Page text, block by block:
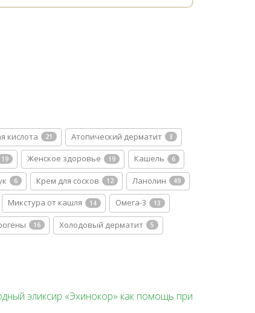
кислота 21 Атопический дерматит 3
19 Женское здоровье 19 Кашель 6
6 Крем для сосков 12 Ланолин 49
Микстура от кашля 14 Омега-3 13
16 Холодовый дерматит 5